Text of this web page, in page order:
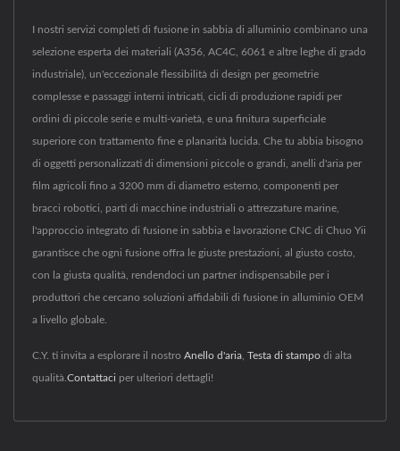
I nostri servizi completi di fusione in sabbia di alluminio combinano una
selezione esperta dei materiali (A356, AC4C, 6061 e altre leghe di grado
industriale), un'eccezionale flessibilità di design per geometrie
complesse e passaggi interni intricati, cicli di produzione rapidi per
ordini di piccole serie e multi-varietà, e una finitura superficiale
superiore con trattamento fine e planarità lucida. Che tu abbia bisogno
di oggetti personalizzati di dimensioni piccole o grandi, anelli d'aria per
film agricoli fino a 3200 mm di diametro esterno, componenti per
bracci robotici, parti di macchine industriali o attrezzature marine,
l'approccio integrato di fusione in sabbia e lavorazione CNC di Chuo Yii
garantisce che ogni fusione offra le giuste prestazioni, al giusto costo,
con la giusta qualità, rendendoci un partner indispensabile per i
produttori che cercano soluzioni affidabili di fusione in alluminio OEM
a livello globale.
C.Y. ti invita a esplorare il nostro Anello d'aria Testa di stampo di alta
qualità. Contattaci per ulteriori dettagli!